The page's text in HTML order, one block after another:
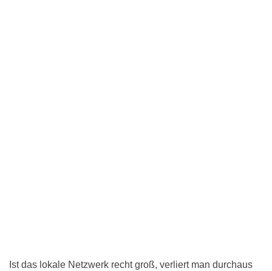
Ist das lokale Netzwerk recht groß, verliert man durchaus